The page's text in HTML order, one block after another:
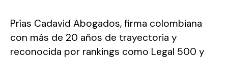
Prías Cadavid Abogados, firma colombiana
con más de 20 años de trayectoria y
reconocida por rankings como Legal 500 y